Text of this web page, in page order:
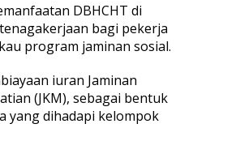
DBHCHT di
bagi pekerja
program jaminan sosial.
iuran Jaminan
(JKM), sebagai bentuk
yang dihadapi kelompok